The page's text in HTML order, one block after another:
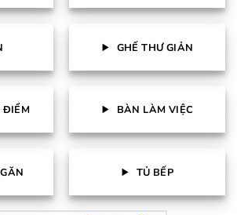
GHẾ THƯ GIẢN
ĐIỂM BÀN LÀM VIỆC
TỦ BẾP